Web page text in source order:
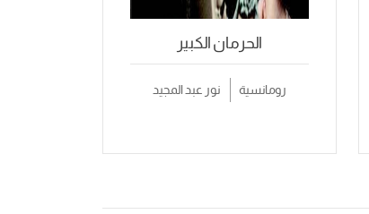
الحرمان الكبير
رومانسية نور عبد المجيد